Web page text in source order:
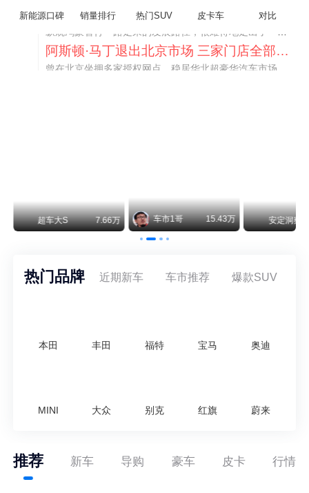
新能源口碑 销量排行 热门SUV 皮卡车 对比
阿斯顿·马丁退出北京市场 三家门店全部关闭
曾在北京坐拥多家授权网点、稳居华北超豪华汽车市场重要一席的阿斯顿·马丁，如今彻底走完了在北京新车零售的全部征程。
超车大S 7.66万 车市1哥 15.43万 安定洞察
热门品牌 近期新车 车市推荐 爆款SUV
本田 丰田 福特 宝马 奥迪
MINI 大众 别克 红旗 蔚来
推荐 新车 导购 豪车 皮卡 行情